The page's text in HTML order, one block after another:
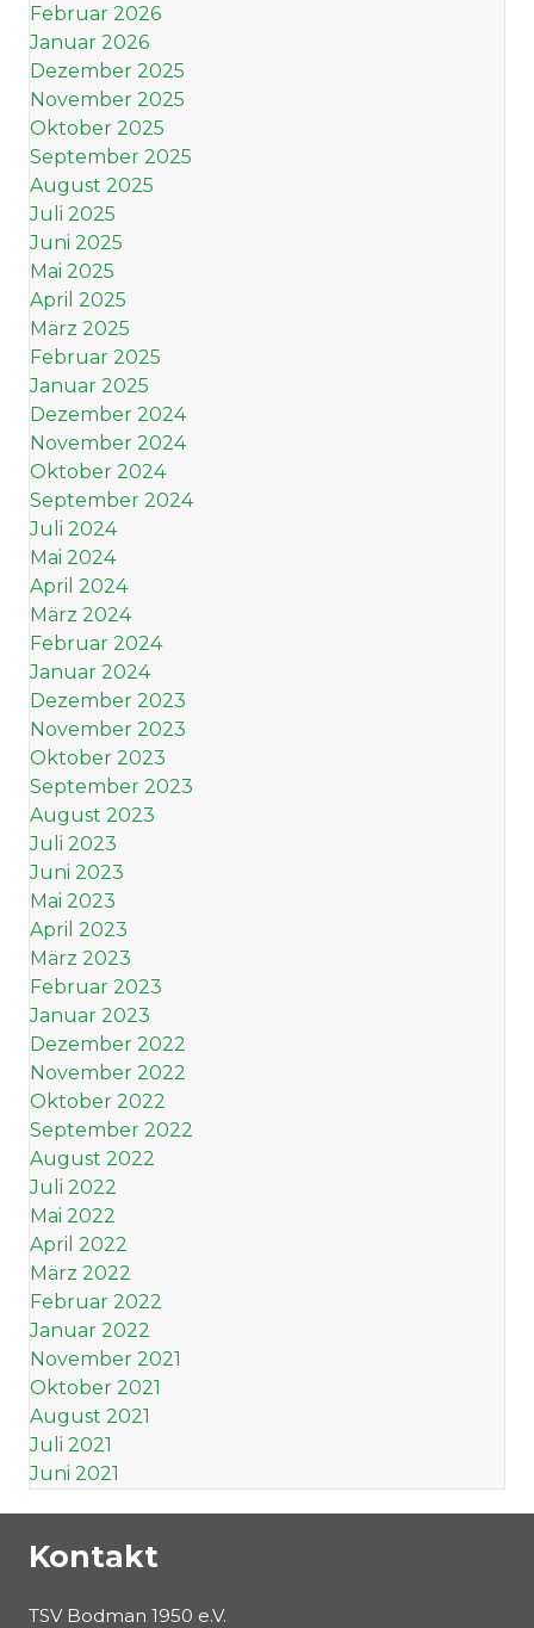
Februar 2026
Januar 2026
Dezember 2025
November 2025
Oktober 2025
September 2025
August 2025
Juli 2025
Juni 2025
Mai 2025
April 2025
März 2025
Februar 2025
Januar 2025
Dezember 2024
November 2024
Oktober 2024
September 2024
Juli 2024
Mai 2024
April 2024
März 2024
Februar 2024
Januar 2024
Dezember 2023
November 2023
Oktober 2023
September 2023
August 2023
Juli 2023
Juni 2023
Mai 2023
April 2023
März 2023
Februar 2023
Januar 2023
Dezember 2022
November 2022
Oktober 2022
September 2022
August 2022
Juli 2022
Mai 2022
April 2022
März 2022
Februar 2022
Januar 2022
November 2021
Oktober 2021
August 2021
Juli 2021
Juni 2021
Kontakt
TSV Bodman 1950 e.V.